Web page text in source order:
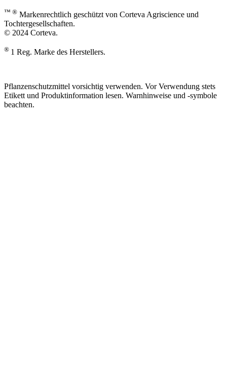
™ ® Markenrechtlich geschützt von Corteva Agriscience und
Tochtergesellschaften.
© 2024 Corteva.
® 1 Reg. Marke des Herstellers.
Pflanzenschutzmittel vorsichtig verwenden. Vor Verwendung stets
Etikett und Produktinformation lesen. Warnhinweise und -symbole
beachten.